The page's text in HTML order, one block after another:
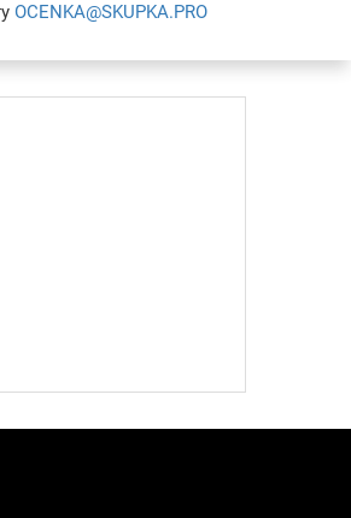
OCENKA@SKUPKA.PRO